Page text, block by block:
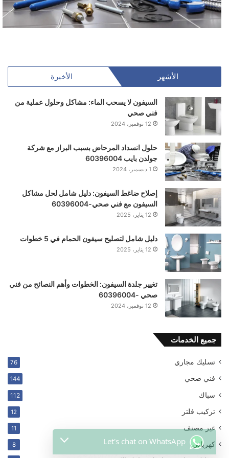
الأشهر الأخيرة
السيفون لا يسحب الماء: مشاكل وحلول عملية من
فني صحي
12 نوفمبر، 2024
حلول انسداد المرحاض بسبب البراز مع شركة
جولدن بايب 60396004
1 ديسمبر، 2024
إصلاح ضاغط السيفون: دليل شامل لحل مشاكل
السيفون مع فني صحي-60396004
12 يناير، 2025
دليل شامل لتصليح سيفون الحمام في 5 خطوات
12 يناير، 2025
تغيير جلدة السيفون: الخطوات وأهم النصائح من فني
صحي -60396004
12 نوفمبر، 2024
جميع الخدمات
تسليك مجاري 76
فني صحي 144
سباك 112
ترکیب فلتر 12
غير مصنف 11
كهربائي 8
Let's chat on WhatsApp
مرحبا , كيف يمكننا ان نساعدك ؟